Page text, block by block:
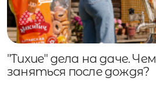
"Тихие" дела на даче. Чем
заняться после дождя?